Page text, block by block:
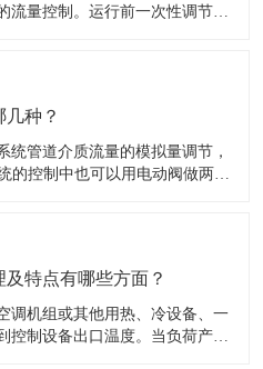
流量控制。运行前一次性调节，
（主要外型尺寸及性能参数
种？
统管道介质流量的模拟量调节，
的控制中也可以用电动阀做两位
时间模拟量的，可以做调节。
特点有哪些方面？
调机组或其他用热、冷设备、一
制设备出口温度。当负荷产生